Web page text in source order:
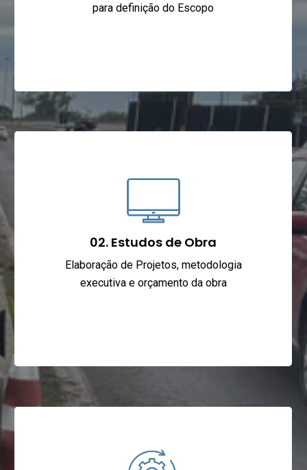
para definição do Escopo
02. Estudos de Obra
Elaboração de Projetos, metodologia
executiva e orçamento da obra